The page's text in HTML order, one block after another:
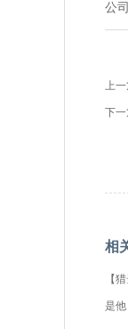
公司
上一
下一
相
【
是他